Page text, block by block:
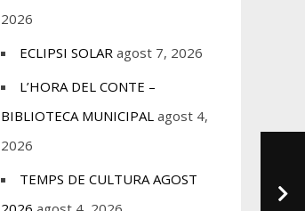
2026
ECLIPSI SOLAR agost 7, 2026
L’HORA DEL CONTE –
BIBLIOTECA MUNICIPAL agost 4,
2026
TEMPS DE CULTURA AGOST